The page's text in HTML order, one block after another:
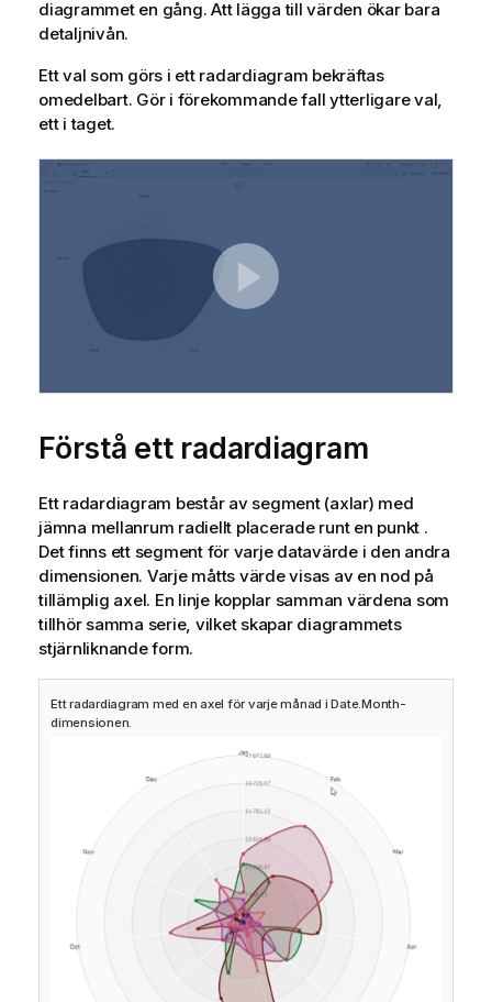
diagrammet en gång. Att lägga till värden ökar bara
detaljnivån.
Ett val som görs i ett radardiagram bekräftas
omedelbart. Gör i förekommande fall ytterligare val,
ett i taget.
Förstå ett radardiagram
Ett radardiagram består av segment (axlar) med
jämna mellanrum radiellt placerade runt en punkt .
Det finns ett segment för varje datavärde i den andra
dimensionen. Varje måtts värde visas av en nod på
tillämplig axel. En linje kopplar samman värdena som
tillhör samma serie, vilket skapar diagrammets
stjärnliknande form.
Ett radardiagram med en axel för varje månad i Date.Month-
dimensionen.